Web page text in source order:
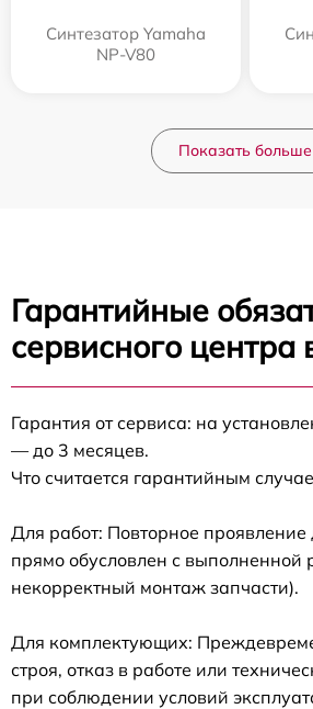
Синтезатор Yamaha
NP-V80
Показать больше
Гарантийные
сервисного центра
Гарантия от сервиса: на
— до 3 месяцев.
Что считается гарантийным
Для работ: Повторное
прямо обусловлен с выполненной
некорректный монтаж запчасти).
Для комплектующих:
строя, отказ в работе или
при соблюдении условий